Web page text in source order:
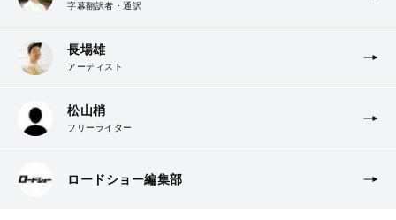
字幕翻訳者・通訳
長場雄
アーティスト
松山梢
フリーライター
ロードショー編集部